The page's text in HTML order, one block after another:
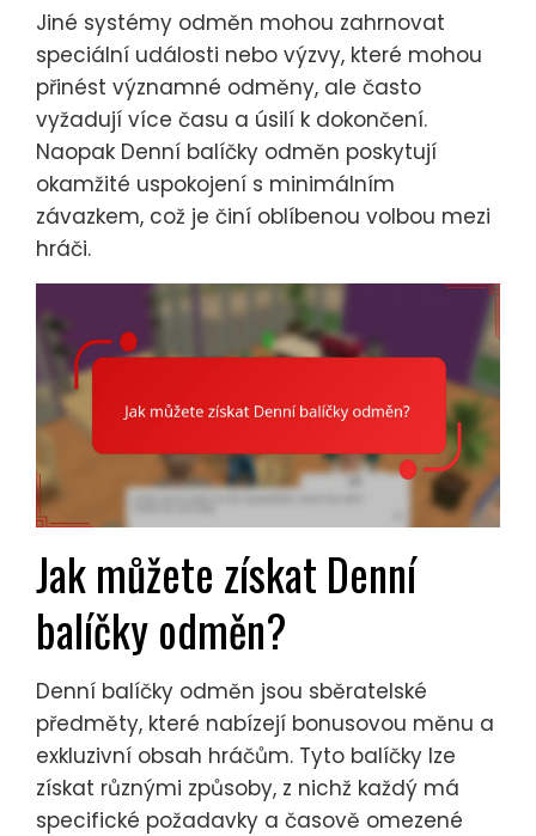
Jiné systémy odměn mohou zahrnovat
speciální události nebo výzvy, které mohou
přinést významné odměny, ale často
vyžadují více času a úsilí k dokončení.
Naopak Denní balíčky odměn poskytují
okamžité uspokojení s minimálním
závazkem, což je činí oblíbenou volbou mezi
hráči.
Jak můžete získat Denní
balíčky odměn?
Denní balíčky odměn jsou sběratelské
předměty, které nabízejí bonusovou měnu a
exkluzivní obsah hráčům. Tyto balíčky lze
získat různými způsoby, z nichž každý má
specifické požadavky a časově omezené